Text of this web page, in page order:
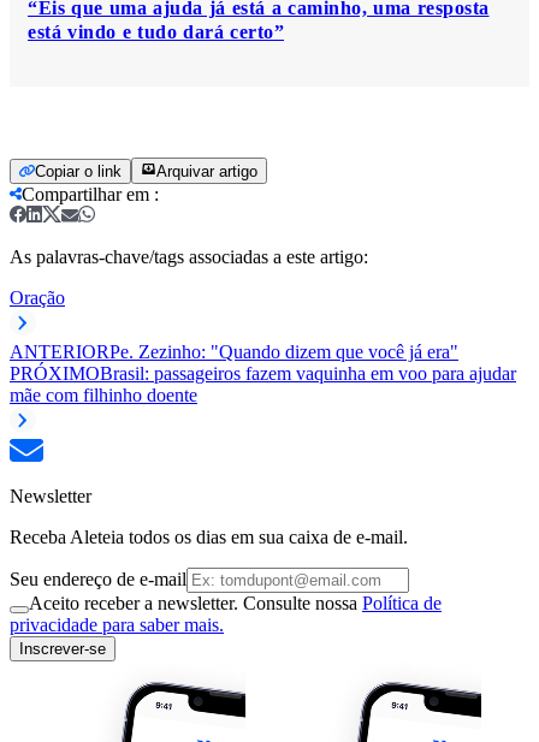
“Eis que uma ajuda já está a caminho, uma resposta
está vindo e tudo dará certo”
Copiar o link Arquivar artigo
Compartilhar em :
As palavras-chave/tags associadas a este artigo:
Oração
ANTERIORPe. Zezinho: "Quando dizem que você já era"
PRÓXIMOBrasil: passageiros fazem vaquinha em voo para ajudar
mãe com filhinho doente
Newsletter
Receba Aleteia todos os dias em sua caixa de e-mail.
Seu endereço de e-mail
Aceito receber a newsletter. Consulte nossa Política de
privacidade para saber mais.
Inscrever-se